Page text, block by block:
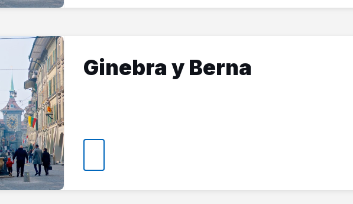
Ginebra y Berna